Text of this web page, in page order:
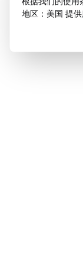
地区：美国 提